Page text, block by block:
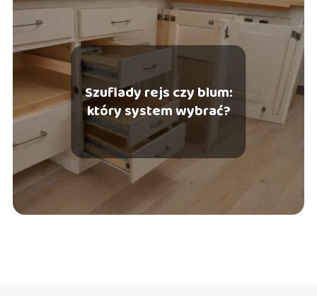
Szuflady rejs czy blum:
który system wybrać?